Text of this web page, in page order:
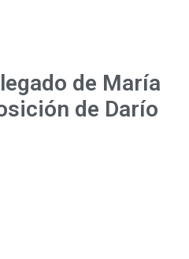
de María
de Darío